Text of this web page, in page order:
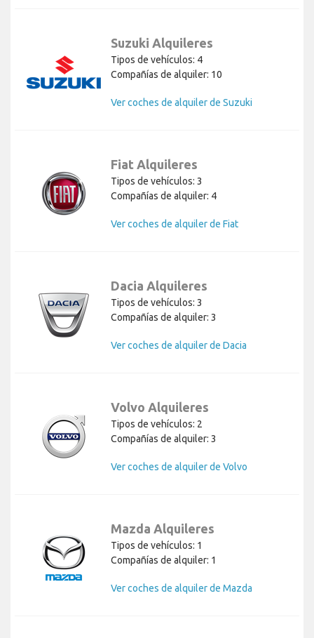
Suzuki Alquileres
Tipos de vehículos: 4
Compañías de alquiler: 10
Ver coches de alquiler de Suzuki
Fiat Alquileres
Tipos de vehículos: 3
Compañías de alquiler: 4
Ver coches de alquiler de Fiat
Dacia Alquileres
Tipos de vehículos: 3
Compañías de alquiler: 3
Ver coches de alquiler de Dacia
Volvo Alquileres
Tipos de vehículos: 2
Compañías de alquiler: 3
Ver coches de alquiler de Volvo
Mazda Alquileres
Tipos de vehículos: 1
Compañías de alquiler: 1
Ver coches de alquiler de Mazda